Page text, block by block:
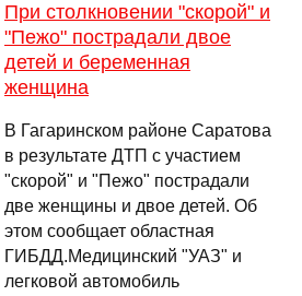
При столкновении "скорой" и
"Пежо" пострадали двое
детей и беременная
женщина
В Гагаринском районе Саратова
в результате ДТП с участием
"скорой" и "Пежо" пострадали
две женщины и двое детей. Об
этом сообщает областная
ГИБДД.Медицинский "УАЗ" и
легковой автомобиль